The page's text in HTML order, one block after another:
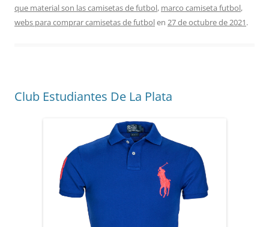
que material son las camisetas de futbol, marco camiseta futbol,
webs para comprar camisetas de futbolen 27 de octubre de 2021.
Club Estudiantes De La Plata